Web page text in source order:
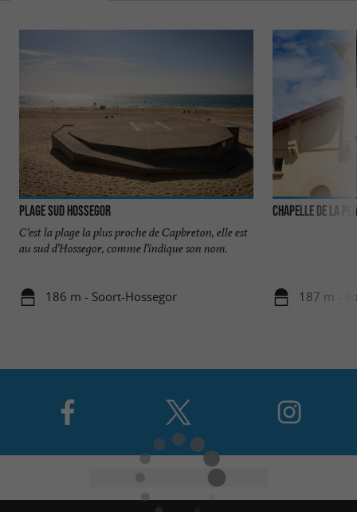
Plage Sud Hossegor
C’est la plage la plus proche de Capbreton, elle est
au sud d’Hossegor, comme l’indique son nom.
186 m - Soort-Hossegor
Chapelle de la
187 m -